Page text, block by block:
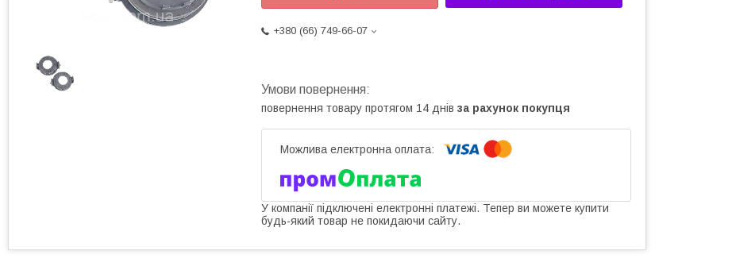
+380 (66) 749-66-07
повернення товару протягом 14 днів за рахунок покупця
У компанії підключені електронні платежі. Тепер ви можете купити
будь-який товар не покидаючи сайту.